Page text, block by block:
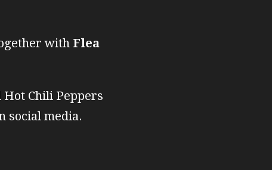
with Flea
Hot Chili Peppers
social media.